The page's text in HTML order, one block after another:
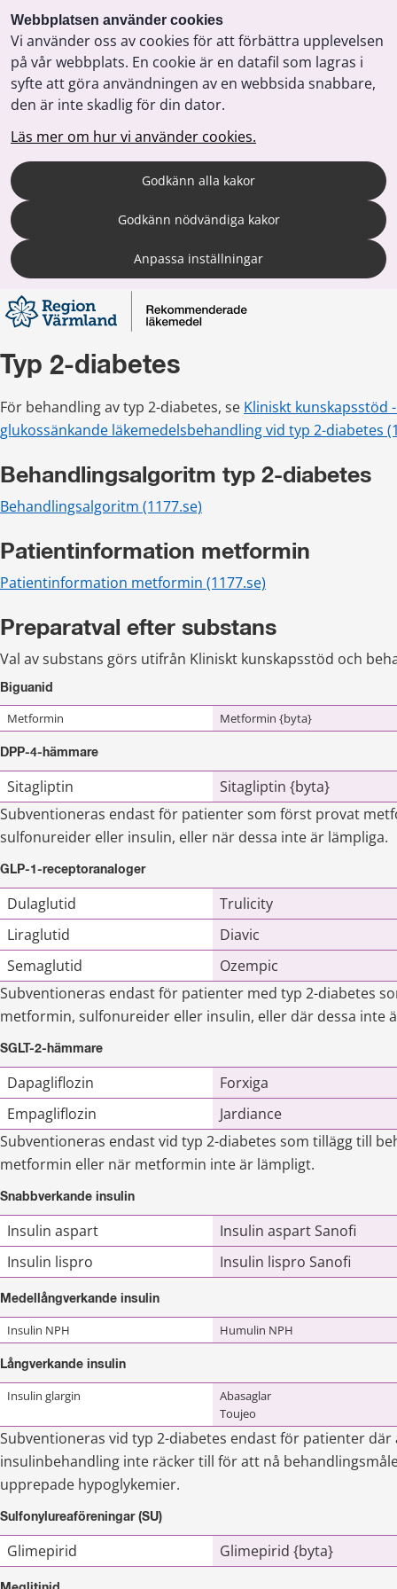
Webbplatsen använder cookies
Vi använder oss av cookies för att förbättra upplevelsen
på vår webbplats. En cookie är en datafil som lagras i
syfte att göra användningen av en webbsida snabbare,
den är inte skadlig för din dator.
Läs mer om hur vi använder cookies.
Godkänn alla kakor
Godkänn nödvändiga kakor
Anpassa inställningar
Typ 2-diabetes
För behandling av typ 2-diabetes, se Kliniskt kunskapsstöd
glukossänkande läkemedelsbehandling vid typ 2-diabetes
Behandlingsalgoritm typ 2-diabetes
Behandlingsalgoritm (1177.se)
Patientinformation metformin
Patientinformation metformin (1177.se)
Preparatval efter substans
Val av substans görs utifrån Kliniskt kunskapsstöd och
Biguanid
Metformin Metformin {byta}
DPP-4-hämmare
Sitagliptin
Sitagliptin {byta}
Subventioneras endast för patienter som först provat
sulfonureider eller insulin, eller när dessa inte är lämpliga.
GLP-1-receptoranaloger
Dulaglutid
Trulicity
Liraglutid
Diavic
Semaglutid
Ozempic
Subventioneras endast för patienter med typ 2-diabetes
metformin, sulfonureider eller insulin, eller där dessa inte
SGLT-2-hämmare
Dapagliflozin
Forxiga
Empagliflozin
Jardiance
Subventioneras endast vid typ 2-diabetes som tillägg till
metformin eller när metformin inte är lämpligt.
Snabbverkande insulin
Insulin aspart
Insulin aspart Sanofi
Insulin lispro
Insulin lispro Sanofi
Medellångverkande insulin
Insulin NPH Humulin NPH
Långverkande insulin
Insulin glargin
Abasaglar
Toujeo
Subventioneras vid typ 2-diabetes endast för patienter där
insulinbehandling inte räcker till för att nå
upprepade hypoglykemier.
Sulfonylureaföreningar (SU)
Glimepirid Glimepirid {byta}